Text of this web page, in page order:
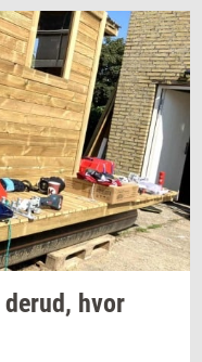
derud, hvor